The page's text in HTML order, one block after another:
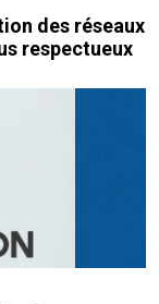
des réseaux
respectueux